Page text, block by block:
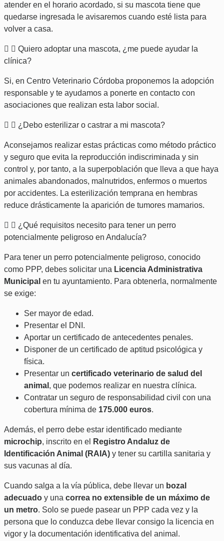
atender en el horario acordado, si su mascota tiene que
quedarse ingresada le avisaremos cuando esté lista para
volver a casa.
Quiero adoptar una mascota, ¿me puede ayudar la
clínica?
Si, en Centro Veterinario Córdoba proponemos la adopción
responsable y te ayudamos a ponerte en contacto con
asociaciones que realizan esta labor social.
¿Debo esterilizar o castrar a mi mascota?
Aconsejamos realizar estas prácticas como método práctico
y seguro que evita la reproducción indiscriminada y sin
control y, por tanto, a la superpoblación que lleva a que haya
animales abandonados, malnutridos, enfermos o muertos
por accidentes. La esterilización temprana en hembras
reduce drásticamente la aparición de tumores mamarios.
¿Qué requisitos necesito para tener un perro
potencialmente peligroso en Andalucía?
Para tener un perro potencialmente peligroso, conocido
como PPP, debes solicitar una Licencia Administrativa
Municipal en tu ayuntamiento. Para obtenerla, normalmente
se exige:
Ser mayor de edad.
Presentar el DNI.
Aportar un certificado de antecedentes penales.
Disponer de un certificado de aptitud psicológica y
física.
Presentar un certificado veterinario de salud del
animal , que podemos realizar en nuestra clínica.
Contratar un seguro de responsabilidad civil con una
cobertura mínima de 175.000 euros.
Además, el perro debe estar identificado mediante
microchip, inscrito en el
Registro Andaluz de
Identificación Animal (RAIA) y tener su cartilla sanitaria y
sus vacunas al día.
Cuando salga a la vía pública, debe llevar un bozal
adecuado y una correa no extensible de un máximo de
un metro. Solo se puede pasear un PPP cada vez y la
persona que lo conduzca debe llevar consigo la licencia en
vigor y la documentación identificativa del animal.